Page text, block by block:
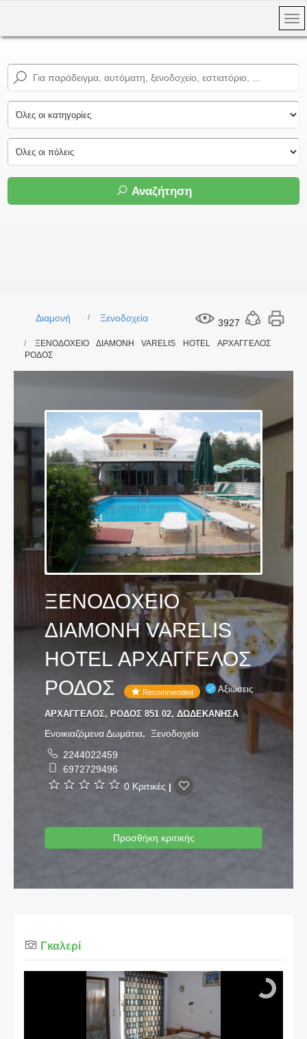
Αναζήτηση
3927
Διαμονή Ξενοδοχεία
ΞΕΝΟΔΟΧΕΙΟ ΔΙΑΜΟΝΗ VARELIS HOTEL ΑΡΧΑΓΓΕΛΟΣ
ΡΟΔΟΣ
ΞΕΝΟΔΟΧΕΙΟ
ΔΙΑΜΟΝΗ VARELIS
HOTEL ΑΡΧΑΓΓΕΛΟΣ
ΡΟΔΟΣ
Recommended Αξιώσεις
ΑΡΧΑΓΓΕΛΟΣ, ΡΟΔΟΣ 851 02, ΔΩΔΕΚΑΝΗΣΑ
Ενοικιαζόμενα Δωμάτια, Ξενοδοχεία
2244022459
6972729496
0 Κριτικές |
Προσθήκη κριτικής
Γκαλερί